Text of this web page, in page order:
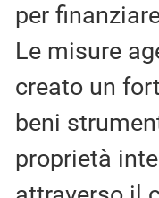
per
Le misure
creato un
beni
proprietà